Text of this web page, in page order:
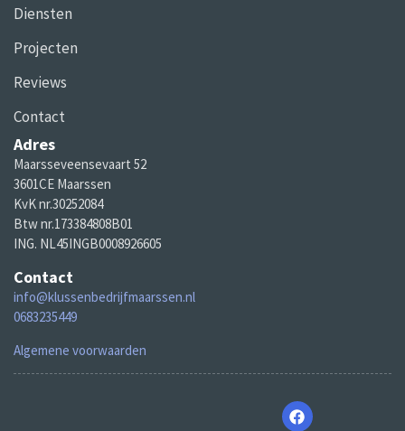
Diensten
Projecten
Reviews
Contact
Adres
Maarsseveensevaart 52
3601CE Maarssen
KvK nr.30252084
Btw nr.173384808B01
ING. NL45INGB0008926605
Contact
info@klussenbedrijfmaarssen.nl
0683235449
Algemene voorwaarden